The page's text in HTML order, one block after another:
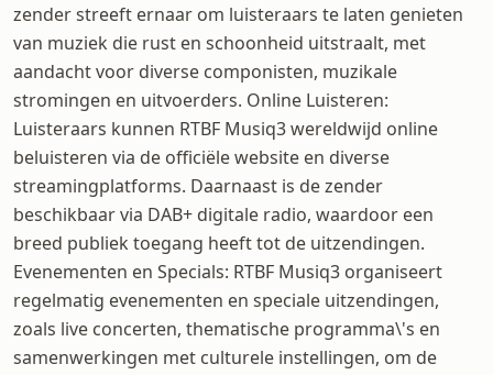
zender streeft ernaar om luisteraars te laten genieten
van muziek die rust en schoonheid uitstraalt, met
aandacht voor diverse componisten, muzikale
stromingen en uitvoerders. Online Luisteren:
Luisteraars kunnen RTBF Musiq3 wereldwijd online
beluisteren via de officiële website en diverse
streamingplatforms. Daarnaast is de zender
beschikbaar via DAB+ digitale radio, waardoor een
breed publiek toegang heeft tot de uitzendingen.
Evenementen en Specials: RTBF Musiq3 organiseert
regelmatig evenementen en speciale uitzendingen,
zoals live concerten, thematische programma\'s en
samenwerkingen met culturele instellingen, om de